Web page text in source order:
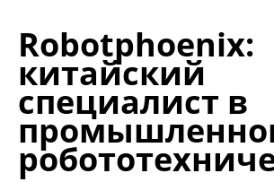
Robotphoenix:
китайский
специалист в